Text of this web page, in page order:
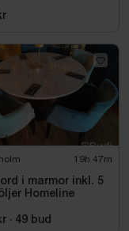
19h 47m
i marmor inkl. 5
Homeline
· 49 bud